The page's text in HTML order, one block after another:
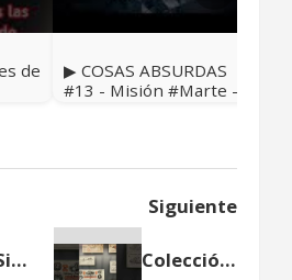
de
▶ COSAS ABSURDAS
#13 - Misión #Marte -
Siguiente
¿Qué Significa Stagflation? Colección de billetes de los Estados Unidos de Colombia (1861-1886) - Museo Casa de la Moneda Bogotá